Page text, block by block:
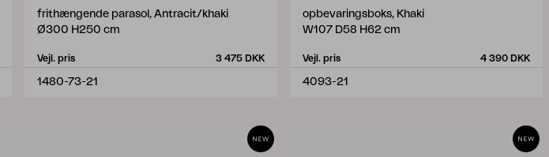
frithængende parasol, Antracit/khaki
Ø300 H250 cm
Vejl. pris 3 475 DKK
1480-73-21
opbevaringsboks, Khaki
W107 D58 H62 cm
Vejl. pris 4 390 DKK
4093-21